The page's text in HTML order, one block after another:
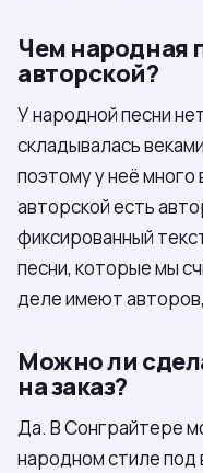
Чем народная
авторской?
У народной песни
складывалась
поэтому у неё много
авторской есть
фиксированный
песни, которые мы
деле имеют
Можно ли
на заказ?
Да. В Сонграйтере
народном стиле под